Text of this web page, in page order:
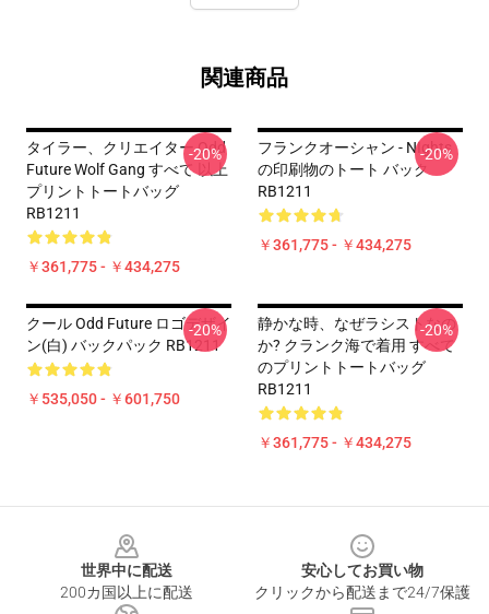
関連商品
タイラー、クリエイター Odd
Future Wolf Gang すべて 以上
プリントトートバッグ
RB1211
￥361,775 - ￥434,275
-20%
フランクオーシャン - NIghts
の印刷物のトート バック
RB1211
￥361,775 - ￥434,275
-20%
クール Odd Future ロゴデザイ
ン(白) バックパック RB1211
￥535,050 - ￥601,750
-20%
静かな時、なぜラシストなの
か? クランク海で着用 すべて
のプリントトートバッグ
RB1211
￥361,775 - ￥434,275
-20%
世界中に配送
200カ国以上に配送
安心してお買い物
クリックから配送まで24/7保護